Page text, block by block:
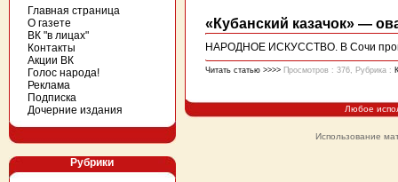
Главная страница
О газете
ВК "в лицах"
Контакты
Акции ВК
Голос народа!
Реклама
Подписка
Дочерние издания
Рубрики
«Кубанский казачок» —
НАРОДНОЕ ИСКУССТВО. В Сочи
Читать статью >>>> Просмотров : 376, Рубрика :
Любое
Использование